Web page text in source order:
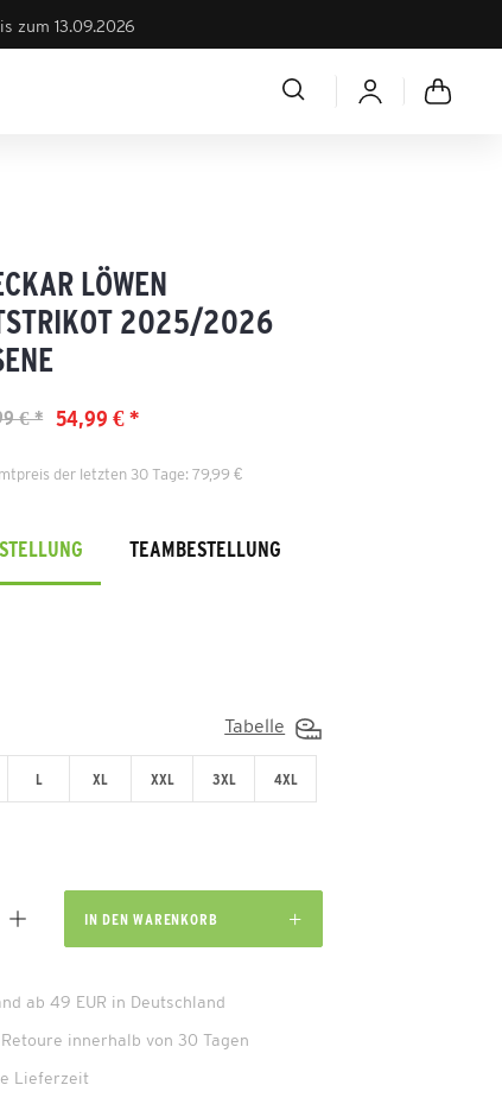
zum 13.09.2026
LÖWEN
2025/2026
54,99 € *
€ *
der letzten 30 Tage: 79,99 €
TEAMBESTELLUNG
Tabelle
L XL XXL 3XL 4XL
IN DEN WARENKORB
ab 49 EUR in Deutschland
innerhalb von 30 Tagen
Lieferzeit